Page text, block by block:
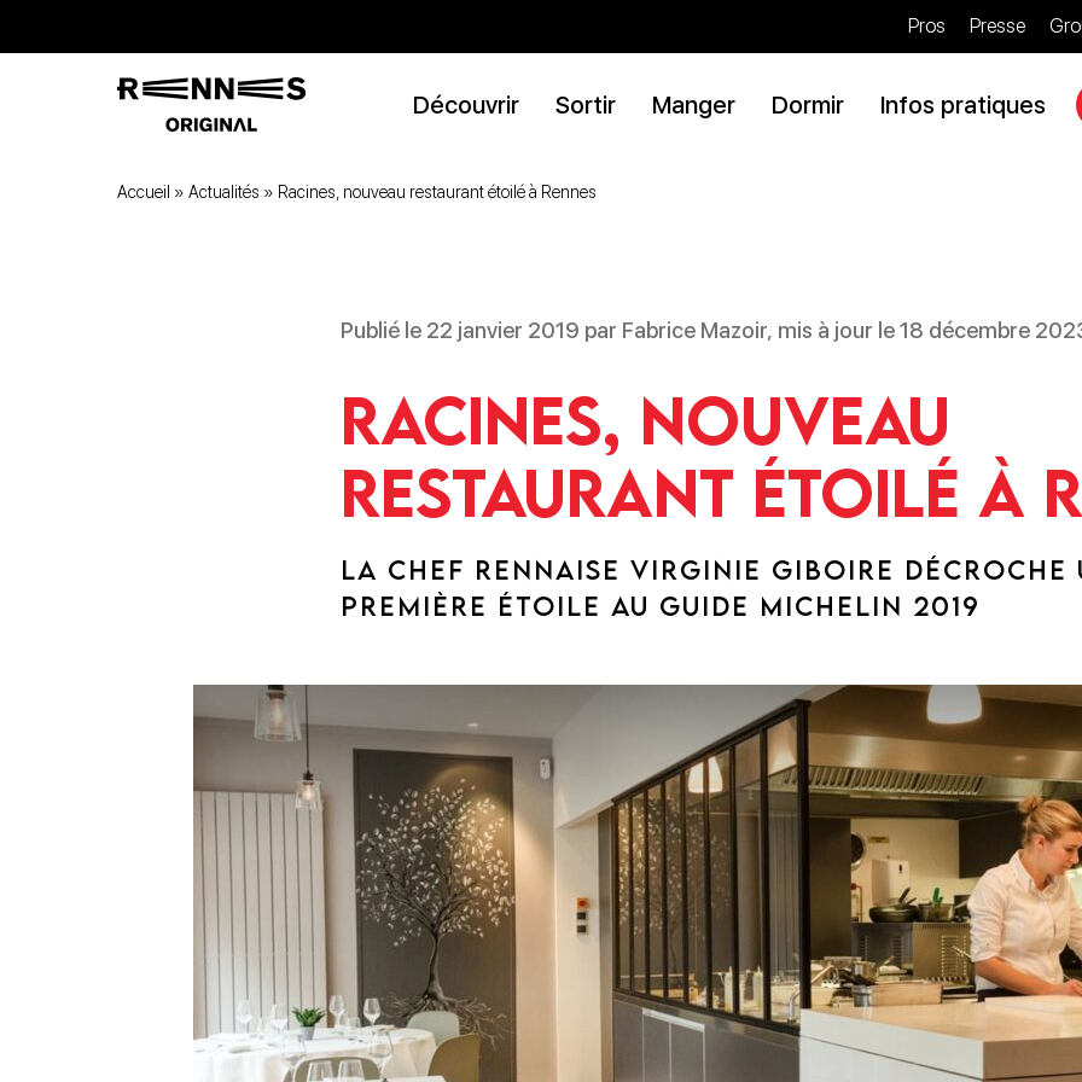
Pros Presse
Découvrir Sortir Manger Dormir Infos pratiques
Accueil » Actualités » Racines, nouveau restaurant étoilé à Rennes
Publié le 22 janvier 2019 par Fabrice Mazoir, mis à jour le 18 décembre
Racines, nouveau
restaurant étoilé à
LA CHEF RENNAISE VIRGINIE GIBOIRE DÉCROCHE
PREMIÈRE ÉTOILE AU GUIDE MICHELIN 2019